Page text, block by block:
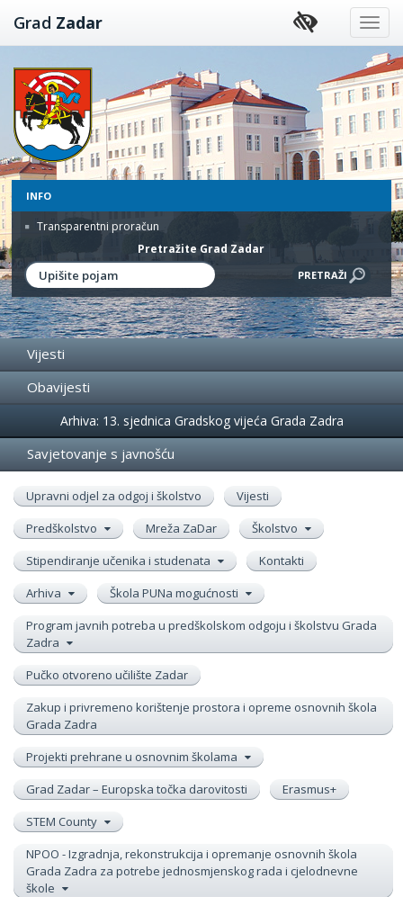
Preskoči
na
Grad Zadar
INFO
Transparentni proračun
Pretražite Grad Zadar
Vijesti
Obavijesti
Događanja
Arhiva: 13. sjednica Gradskog vijeća Grada Zadra
Savjetovanje s javnošću
Upravni odjel za odgoj i školstvo
Vijesti
Predškolstvo
Mreža ZaDar
Školstvo
Stipendiranje učenika i studenata
Kontakti
Arhiva
Škola PUNa mogućnosti
Program javnih potreba u predškolskom odgoju i školstvu Grada
Zadra
Pučko otvoreno učilište Zadar
Zakup i privremeno korištenje prostora i opreme osnovnih škola
Grada Zadra
Projekti prehrane u osnovnim školama
Grad Zadar – Europska točka darovitosti
Erasmus+
STEM County
NPOO - Izgradnja, rekonstrukcija i opremanje osnovnih škola
Grada Zadra za potrebe jednosmjenskog rada i cjelodnevne
škole